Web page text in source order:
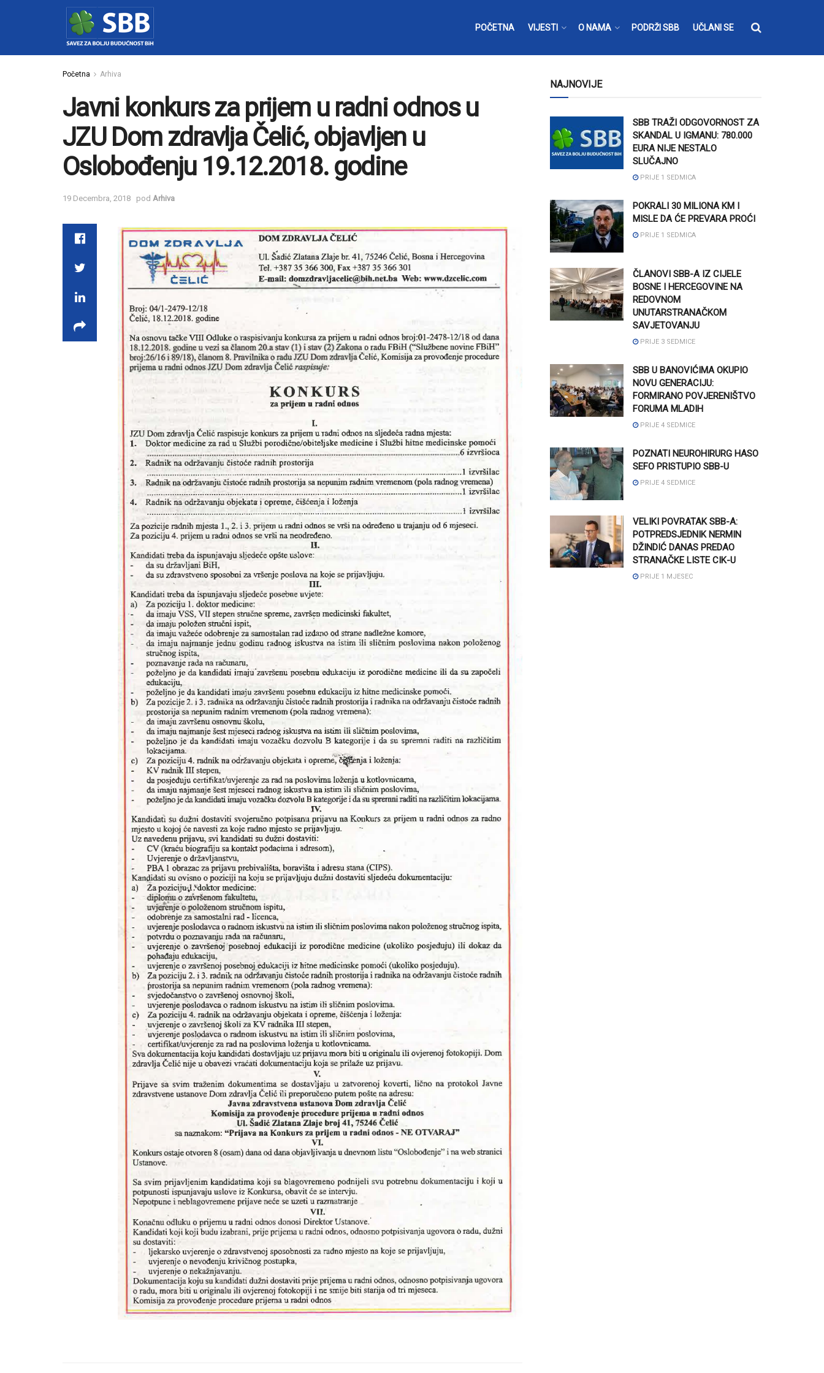
POČETNA VIJESTI O NAMA PODRŽI SBB UČLANI SE
Početna Arhiva
Javni konkurs za prijem u radni odnos u
JZU Dom zdravlja Čelić, objavljen u
Oslobođenju 19.12.2018. godine
19 Decembra, 2018 pod Arhiva
NAJNOVIJE
SBB TRAŽI ODGOVORNOST ZA
SKANDAL U IGMANU: 780.000
EURA NIJE NESTALO
SLUČAJNO
PRIJE 1 SEDMICA
POKRALI 30 MILIONA KM I
MISLE DA ĆE PREVARA PROĆI
PRIJE 1 SEDMICA
ČLANOVI SBB-A IZ CIJELE
BOSNE I HERCEGOVINE NA
REDOVNOM
UNUTARSTRANAČKOM
SAVJETOVANJU
PRIJE 3 SEDMICE
SBB U BANOVIĆIMA OKUPIO
NOVU GENERACIJU:
FORMIRANO POVJERENIŠTVO
FORUMA MLADIH
PRIJE 4 SEDMICE
POZNATI NEUROHIRURG HASO
SEFO PRISTUPIO SBB-U
PRIJE 4 SEDMICE
VELIKI POVRATAK SBB-A:
POTPREDSJEDNIK NERMIN
DŽINDIĆ DANAS PREDAO
STRANAČKE LISTE CIK-U
PRIJE 1 MJESEC